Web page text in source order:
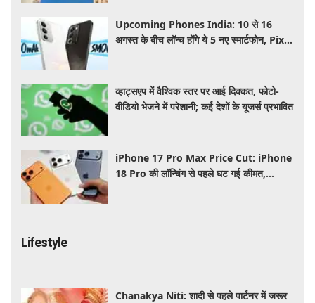
Upcoming Phones India: 10 से 16
अगस्त के बीच लॉन्च होंगे ये 5 नए स्मार्टफोन, Pixel
व्हाट्सएप में वैश्विक स्तर पर आई दिक्कत, फोटो-
वीडियो भेजने में परेशानी; कई देशों के यूजर्स प्रभावित
iPhone 17 Pro Max Price Cut: iPhone
18 Pro की लॉन्चिंग से पहले घट गई कीमत,
Lifestyle
Chanakya Niti: शादी से पहले पार्टनर में जरूर